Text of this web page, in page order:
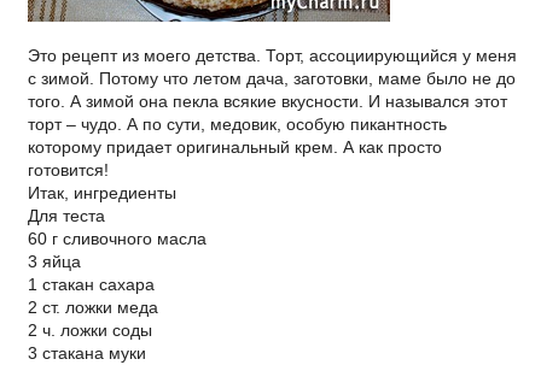
Это рецепт из моего детства. Торт, ассоциирующийся у меня
с зимой. Потому что летом дача, заготовки, маме было не до
того. А зимой она пекла всякие вкусности. И назывался этот
торт – чудо. А по сути, медовик, особую пикантность
которому придает оригинальный крем. А как просто
готовится!
Итак, ингредиенты
Для теста
60 г сливочного масла
3 яйца
1 стакан сахара
2 ст. ложки меда
2 ч. ложки соды
3 стакана муки